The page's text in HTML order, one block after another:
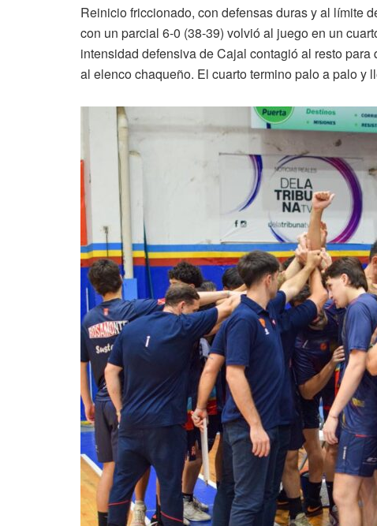
Reinicio friccionado, con defensas duras y al límite
con un parcial 6-0 (38-39) volvió al juego en un
intensidad defensiva de Cajal contagió al resto
al elenco chaqueño. El cuarto termino palo a palo y